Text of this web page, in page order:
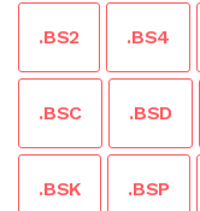
.BS2 .BS4
.BSC .BSD
.BSK .BSP